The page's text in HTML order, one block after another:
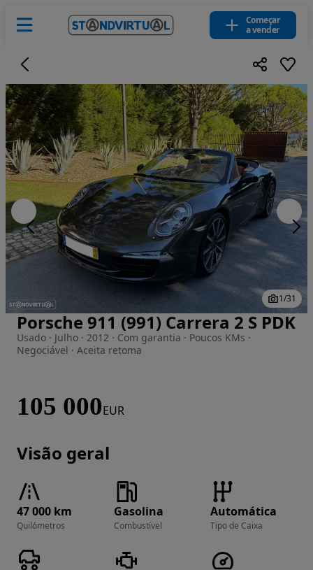
Começar
a vender
Imagem 1 de 31
1/31
Porsche 911 (991) Carrera 2 S PDK
Usado · Julho · 2012 · Com garantia · Poucos KMs ·
Negociável · Aceita retoma
105 000EUR
Visão geral
47 000 km
Quilómetros
Gasolina
Combustível
Automática
Tipo de Caixa